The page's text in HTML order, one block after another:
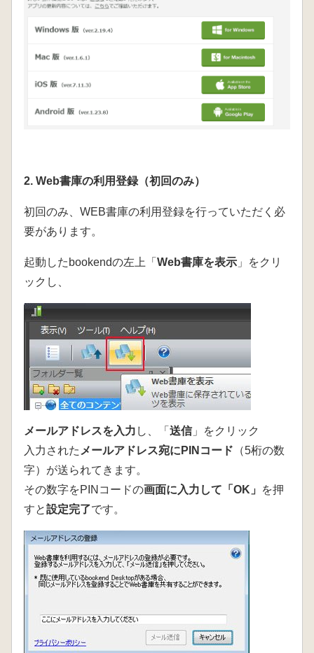
2. Web書庫の利用登録（初回のみ）
初回のみ、WEB書庫の利用登録を行っていただく必
要があります。
起動したbookendの左上「 Web書庫を表示 」をクリ
ックし、
メールアドレスを入力 し、「 送信」をクリック
入力された メールアドレス宛にPINコード （5桁の数
字）が送られてきます。
その数字をPINコードの画面に入力して「OK」
を押
すと設定完了です。